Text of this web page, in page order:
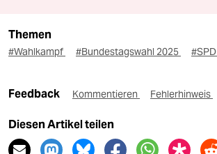
Themen
#Wahlkampf #Bundestagswahl 2025 #SPD
Feedback Kommentieren Fehlerhinweis
Diesen Artikel teilen